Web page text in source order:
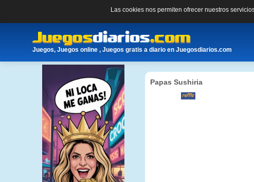
Las cookies nos permiten ofrecer nuestros
Juegos, Juegos online , Juegos gratis a diario en Juegosdiarios.com
Papas Sushiria